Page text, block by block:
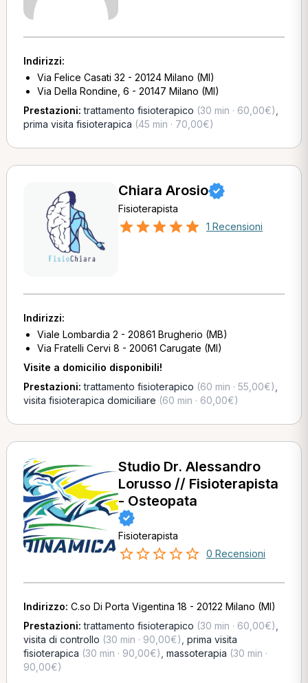
Indirizzi:
Via Felice Casati 32 - 20124 Milano (MI)
Via Della Rondine, 6 - 20147 Milano (MI)
Prestazioni:trattamento fisioterapico (30 min · 60,00€)
prima visita fisioterapica (45 min · 70,00€)
Chiara Arosio
Fisioterapista
1 Recensioni
Indirizzi:
Viale Lombardia 2 - 20861 Brugherio (MB)
Via Fratelli Cervi 8 - 20061 Carugate (MI)
Visite a domicilio disponibili!
Prestazioni:trattamento fisioterapico (60 min · 55,00€)
visita fisioterapica domiciliare (60 min · 60,00€)
Studio Dr. Alessandro
Lorusso // Fisioterapista
- Osteopata
Fisioterapista
0 Recensioni
Indirizzo: C.so Di Porta Vigentina 18 - 20122 Milano (MI)
Prestazioni:trattamento fisioterapico (30 min · 60,00€)
visita di controllo (30 min · 90,00€) prima visita
fisioterapica (30 min · 90,00€) massoterapia (30 min ·
90,00€)